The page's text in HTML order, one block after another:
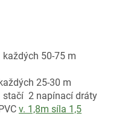
50-75 m
25-30 m
2 napínací dráty
v. 1,8m síla 1,5